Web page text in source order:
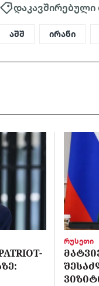
დაკავშირებული
აშშ ირანი
რუსეთი